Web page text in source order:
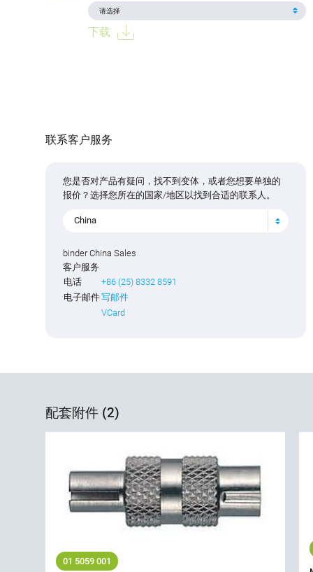
下载
联系客户服务
您是否对产品有疑问，找不到变体，或者您想要单独的
报价？选择您所在的国家/地区以找到合适的联系人。
China
binder China Sales
客户服务
电话
+86 (25) 8332 8591
电子邮件写邮件
VCard
配套附件 (2)
01 5059 001